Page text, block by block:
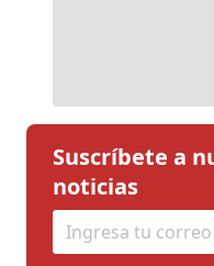
Suscríbete a
noticias